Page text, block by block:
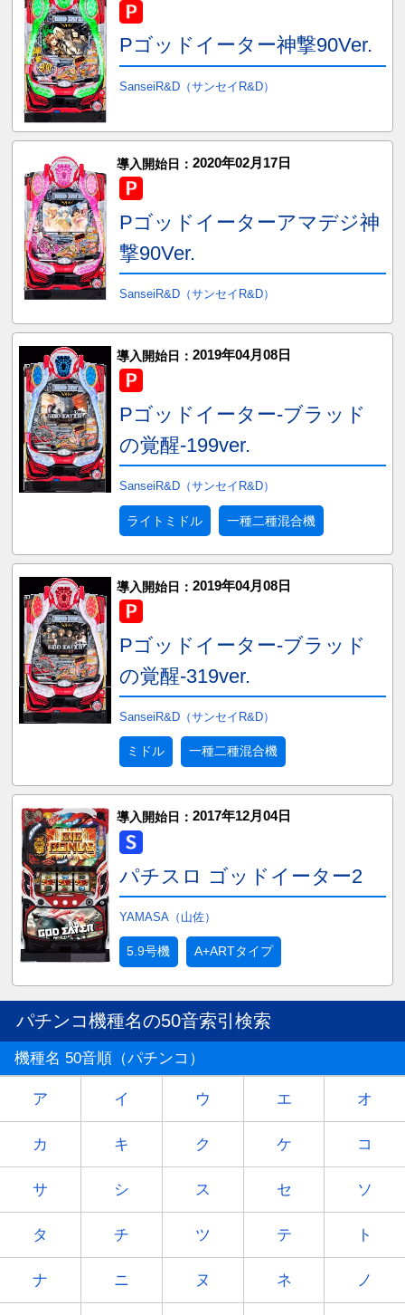
Pゴッドイーター神撃90Ver.
SanseiR&D（サンセイR&D）
導入開始日： 2020年02月17日
Pゴッドイーターアマデジ神
撃90Ver.
SanseiR&D（サンセイR&D）
導入開始日： 2019年04月08日
Pゴッドイーター-ブラッド
の覚醒-199ver.
SanseiR&D（サンセイR&D）
ライトミドル 一種二種混合機
導入開始日： 2019年04月08日
Pゴッドイーター-ブラッド
の覚醒-319ver.
SanseiR&D（サンセイR&D）
ミドル 一種二種混合機
導入開始日： 2017年12月04日
パチスロ ゴッドイーター2
YAMASA（山佐）
5.9号機 A+ARTタイプ
パチンコ機種名の50音索引検索
機種名 50音順（パチンコ）
ア イ ウ エ オ
カ キ ク ケ コ
サ シ ス セ ソ
タ チ ツ テ ト
ナ ニ ヌ ネ ノ